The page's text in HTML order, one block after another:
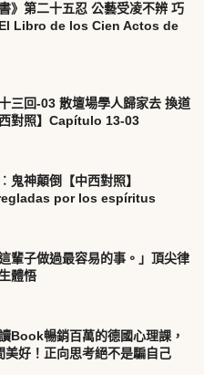
》第二十五忍 公藝受凌不辨 巧
Libro de los Cien Actos de
三回-03 散壇場學人歸家去 換道
對照】Capítulo 13-03
鬼神顛倒【中西對照】
por los espíritus
輩子做過最容易的事。」頂尖律
體悟
Book暢銷百萬的德國心理課，
美好！正向思考絕不是騙自己